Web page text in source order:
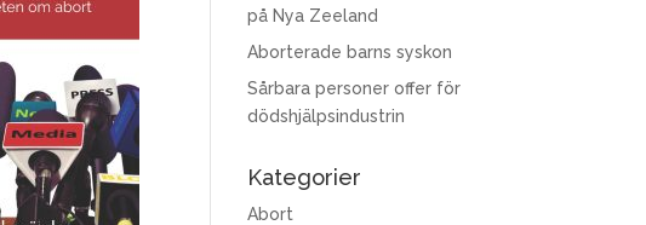
på Nya Zeeland
Aborterade barns syskon
Sårbara personer offer för
dödshjälpsindustrin
Kategorier
Abort